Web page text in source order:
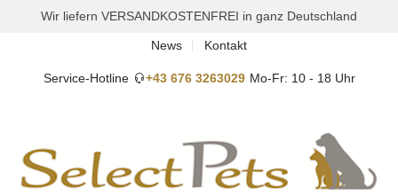
Wir liefern VERSANDKOSTENFREI in ganz Deutschland
News Kontakt
Service-Hotline +43 676 3263029 Mo-Fr: 10 - 18 Uhr